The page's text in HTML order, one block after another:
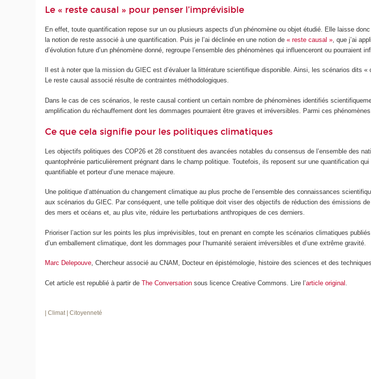
Le « reste causal » pour penser l’imprévisible
En effet, toute quantification repose sur un ou plusieurs aspects d’un phénomène ou objet étudié. Elle laisse
la notion de reste associé à une quantification. Puis je l’ai déclinée en une notion de« reste causal » , que j’ai
d’évolution future d’un phénomène donné, regroupe l’ensemble des phénomènes qui influenceront ou
Il est à noter que la mission du GIEC est d’évaluer la littérature scientifique disponible. Ainsi, les scénarios
Le reste causal associé résulte de contraintes méthodologiques.
Dans le cas de ces scénarios, le reste causal contient un certain nombre de phénomènes identifiés
amplification du réchauffement dont les dommages pourraient être graves et irréversibles. Parmi ces
Ce que cela signifie pour les politiques climatiques
Les objectifs politiques des COP26 et 28 constituent des avancées notables du consensus de l’ensemble des
quantophrénie particulièrement prégnant dans le champ politique. Toutefois, ils reposent sur une quantification
quantifiable et porteur d’une menace majeure.
Une politique d’atténuation du changement climatique au plus proche de l’ensemble des connaissances
aux scénarios du GIEC. Par conséquent, une telle politique doit viser des objectifs de réduction des émissions
des mers et océans et, au plus vite, réduire les perturbations anthropiques de ces derniers.
Prioriser l’action sur les points les plus imprévisibles, tout en prenant en compte les scénarios climatiques
d’un emballement climatique, dont les dommages pour l’humanité seraient irréversibles et d’une extrême gravité.
Marc Delepouve, Chercheur associé au CNAM, Docteur en épistémologie, histoire des sciences et des
Cet article est republié à partir deThe Conversation sous licence Creative Commons. Lire l’article original
| Climat | Citoyenneté